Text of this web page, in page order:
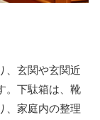
、玄関や玄関近
。下駄箱は、靴
、家庭内の整理